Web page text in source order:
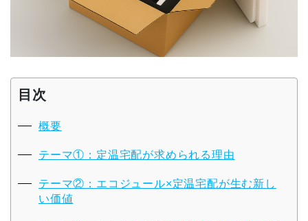
目次
概要
テーマ①：定温宅配が求められる理由
テーマ②：エコジュール×定温宅配が生む新し
い価値